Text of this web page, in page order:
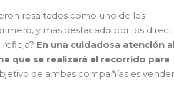
resaltados como uno de los
y más destacado por los
En una cuidadosa atención
que se realizará el recorrido para
de ambas compañías es